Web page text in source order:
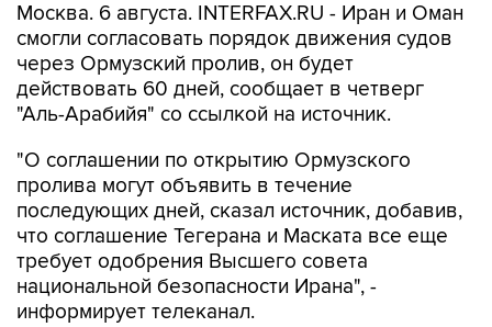
Москва. 6 августа. INTERFAX.RU - Иран и Оман
смогли согласовать порядок движения судов
через Ормузский пролив, он будет
действовать 60 дней, сообщает в четверг
"Аль-Арабийя" со ссылкой на источник.
"О соглашении по открытию Ормузского
пролива могут объявить в течение
последующих дней, сказал источник, добавив,
что соглашение Тегерана и Маската все еще
требует одобрения Высшего совета
национальной безопасности Ирана", -
информирует телеканал.